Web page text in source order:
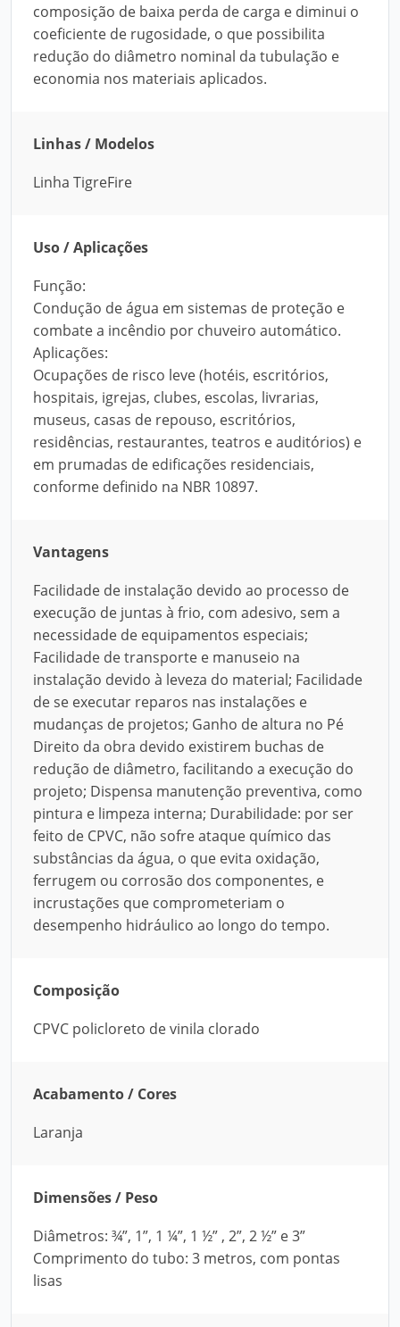
composição de baixa perda de carga e diminui o
coeficiente de rugosidade, o que possibilita
redução do diâmetro nominal da tubulação e
economia nos materiais aplicados.
Linhas / Modelos
Linha TigreFire
Uso / Aplicações
Função:
Condução de água em sistemas de proteção e
combate a incêndio por chuveiro automático.
Aplicações:
Ocupações de risco leve (hotéis, escritórios,
hospitais, igrejas, clubes, escolas, livrarias,
museus, casas de repouso, escritórios,
residências, restaurantes, teatros e auditórios) e
em prumadas de edificações residenciais,
conforme definido na NBR 10897.
Vantagens
Facilidade de instalação devido ao processo de
execução de juntas à frio, com adesivo, sem a
necessidade de equipamentos especiais;
Facilidade de transporte e manuseio na
instalação devido à leveza do material; Facilidade
de se executar reparos nas instalações e
mudanças de projetos; Ganho de altura no Pé
Direito da obra devido existirem buchas de
redução de diâmetro, facilitando a execução do
projeto; Dispensa manutenção preventiva, como
pintura e limpeza interna; Durabilidade: por ser
feito de CPVC, não sofre ataque químico das
substâncias da água, o que evita oxidação,
ferrugem ou corrosão dos componentes, e
incrustações que comprometeriam o
desempenho hidráulico ao longo do tempo.
Composição
CPVC policloreto de vinila clorado
Acabamento / Cores
Laranja
Dimensões / Peso
Diâmetros: ¾”, 1”, 1 ¼”, 1 ½” , 2”, 2 ½” e 3”
Comprimento do tubo: 3 metros, com pontas
lisas